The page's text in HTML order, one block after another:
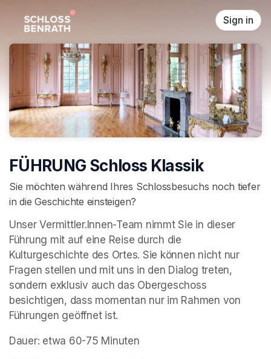
Sign in
FÜHRUNG Schloss Klassik
Sie möchten während Ihres Schlossbesuchs noch tiefer
in die Geschichte einsteigen?
Unser Vermittler.Innen-Team nimmt Sie in dieser
Führung mit auf eine Reise durch die
Kulturgeschichte des Ortes. Sie können nicht nur
Fragen stellen und mit uns in den Dialog treten,
sondern exklusiv auch das Obergeschoss
besichtigen, dass momentan nur im Rahmen von
Führungen geöffnet ist.
Dauer: etwa 60-75 Minuten